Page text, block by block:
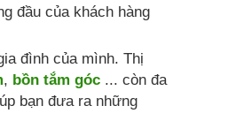
đầu của khách hàng
đình của mình. Thị
, bồn tắm góc ... còn đa
bạn đưa ra những